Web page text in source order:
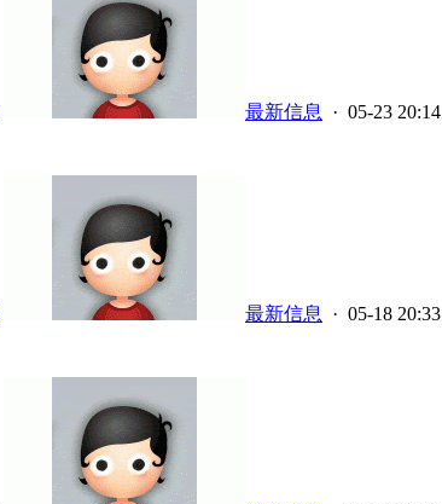
最新信息 · 05-23 20:14
最新信息 · 05-18 20:33